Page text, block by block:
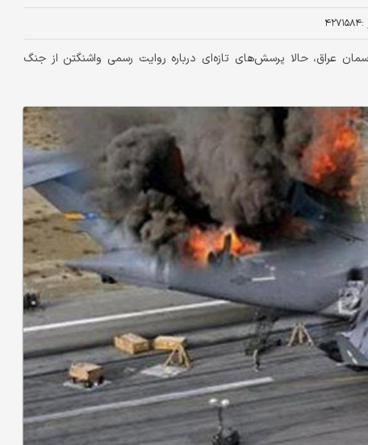
:۴۲۷۱۵۸۴
عراق، حالا پرسش‌های تازه‌ای درباره روایت رسمی واشنگتن از جنگ